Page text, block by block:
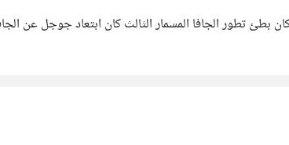
بطئ تطور الجافا المسمار الثالث كان ابتعاد جوجل عن